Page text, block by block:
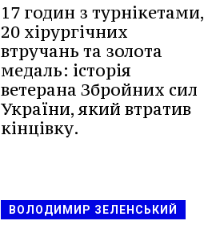
17 годин з турнікетами,
20 хірургічних
втручань та золота
медаль: історія
ветерана Збройних сил
України, який втратив
кінцівку.
ВОЛОДИМИР ЗЕЛЕНСЬКИЙ